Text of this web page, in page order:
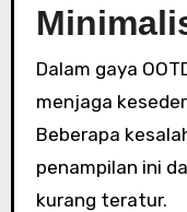
Dalam gaya
menjaga
Beberapa
penampilan ini
kurang teratur.